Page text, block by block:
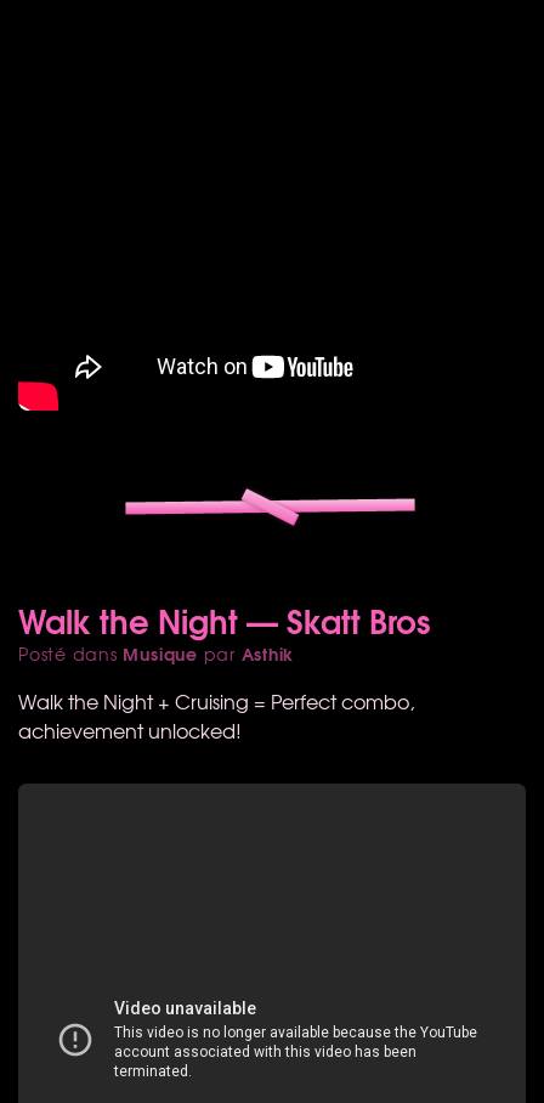
Walk the Night — Skatt Bros
Posté dans Musique par Asthik
Walk the Night + Cruising = Perfect combo,
achievement unlocked!